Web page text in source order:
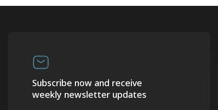
Subscribe now and receive
weekly newsletter updates